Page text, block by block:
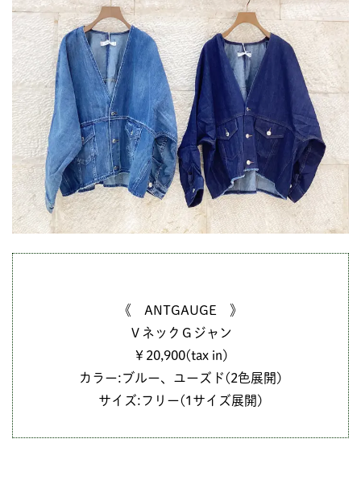
《 ANTGAUGE 》
ＶネックＧジャン
￥20,900(tax in)
カラー:ブルー、ユーズド(2色展開)
サイズ:フリー(1サイズ展開)